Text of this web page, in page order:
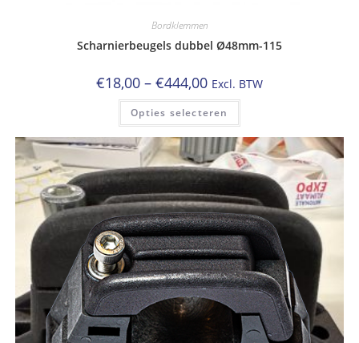
Bordklemmen
Scharnierbeugels dubbel Ø48mm-115
€18,00 – €444,00Prijsklasse:
€18,00
tot
€444,00
Excl. BTW
Opties selecteren
Dit
heeft
meerdere
variaties.
Deze
optie
kan
gekozen
worden
op
de
productpagina